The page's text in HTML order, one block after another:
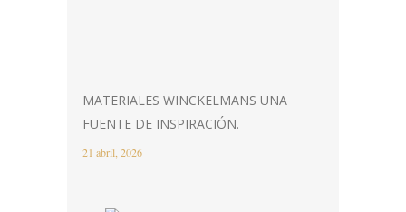
MATERIALES WINCKELMANS UNA
FUENTE DE INSPIRACIÓN.
21 abril, 2026